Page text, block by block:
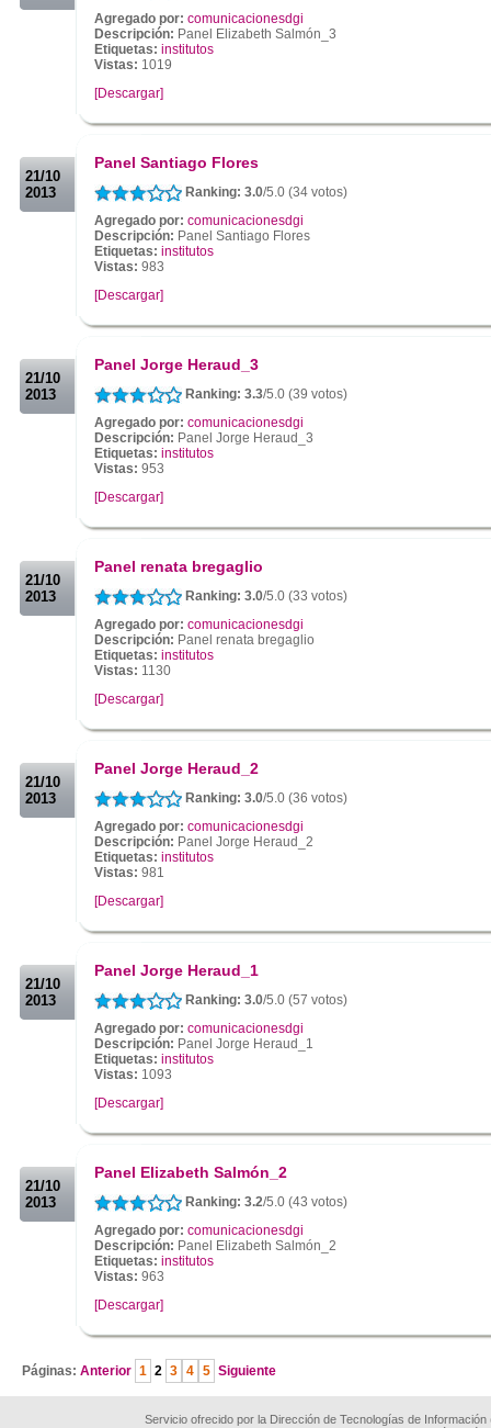
Agregado por: comunicacionesdgi
Descripción: Panel Elizabeth Salmón_3
Etiquetas: institutos
Vistas: 1019
[Descargar]
21/10
2013
Panel Santiago Flores
Ranking: 3.0/5.0 (34 votos)
Agregado por: comunicacionesdgi
Descripción: Panel Santiago Flores
Etiquetas: institutos
Vistas: 983
[Descargar]
21/10
2013
Panel Jorge Heraud_3
Ranking: 3.3/5.0 (39 votos)
Agregado por: comunicacionesdgi
Descripción: Panel Jorge Heraud_3
Etiquetas: institutos
Vistas: 953
[Descargar]
21/10
2013
Panel renata bregaglio
Ranking: 3.0/5.0 (33 votos)
Agregado por: comunicacionesdgi
Descripción: Panel renata bregaglio
Etiquetas: institutos
Vistas: 1130
[Descargar]
21/10
2013
Panel Jorge Heraud_2
Ranking: 3.0/5.0 (36 votos)
Agregado por: comunicacionesdgi
Descripción: Panel Jorge Heraud_2
Etiquetas: institutos
Vistas: 981
[Descargar]
21/10
2013
Panel Jorge Heraud_1
Ranking: 3.0/5.0 (57 votos)
Agregado por: comunicacionesdgi
Descripción: Panel Jorge Heraud_1
Etiquetas: institutos
Vistas: 1093
[Descargar]
21/10
2013
Panel Elizabeth Salmón_2
Ranking: 3.2/5.0 (43 votos)
Agregado por: comunicacionesdgi
Descripción: Panel Elizabeth Salmón_2
Etiquetas: institutos
Vistas: 963
[Descargar]
Páginas: Anterior 1 2 3 4 5 Siguiente
Servicio ofrecido por la Dirección de Tecnologías de